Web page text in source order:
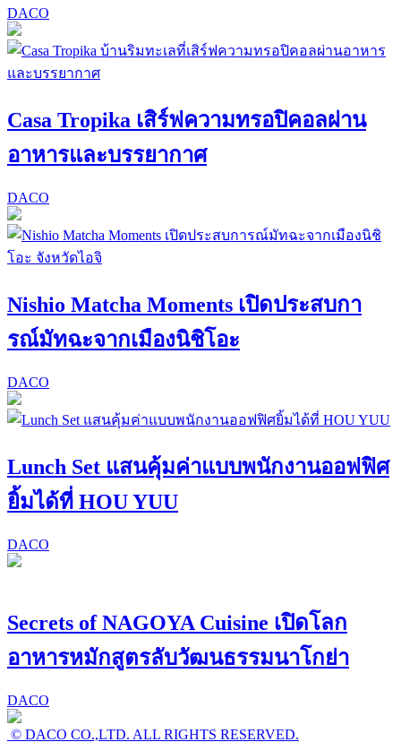
DACO
Casa Tropika เสิร์ฟความทรอปิคอลผ่าน
อาหารและบรรยากาศ
DACO
Nishio Matcha Moments เปิดประสบกา
รณ์มัทฉะจากเมืองนิชิโอะ
DACO
Lunch Set แสนคุ้มค่าแบบพนักงานออฟฟิศ
ยิ้มได้ที่ HOU YUU
DACO
Secrets of NAGOYA Cuisine เปิดโลก
อาหารหมักสูตรลับวัฒนธรรมนาโกย่า
DACO
© DACO CO.,LTD. ALL RIGHTS RESERVED.